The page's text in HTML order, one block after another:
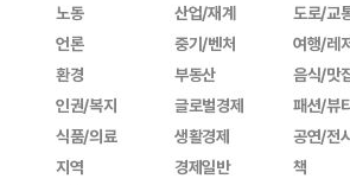
노동
언론
환경
인권/복지
식품/의료
지역
산업/재계
중기/벤처
부동산
글로벌경제
생활경제
경제일반
도로/교
여행/레
음식/맛
패션/뷰
공연/전
책